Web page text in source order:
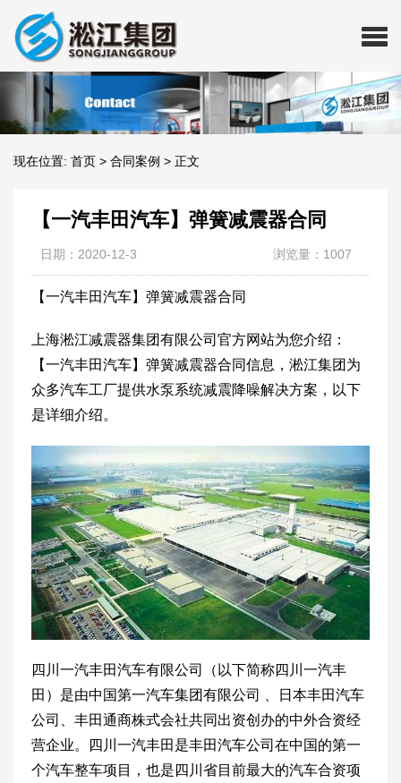
现在位置: 首页 > 合同案例 > 正文
【一汽丰田汽车】弹簧减震器合同
日期：2020-12-3 浏览量：1007
【一汽丰田汽车】弹簧减震器合同
上海淞江减震器集团有限公司官方网站为您介绍：
【一汽丰田汽车】弹簧减震器合同信息，淞江集团为
众多汽车工厂提供水泵系统减震降噪解决方案，以下
是详细介绍。
四川一汽丰田汽车有限公司（以下简称四川一汽丰
田）是由中国第一汽车集团有限公司 、日本丰田汽车
公司、丰田通商株式会社共同出资创办的中外合资经
营企业。四川一汽丰田是丰田汽车公司在中国的第一
个汽车整车项目，也是四川省目前最大的汽车合资项